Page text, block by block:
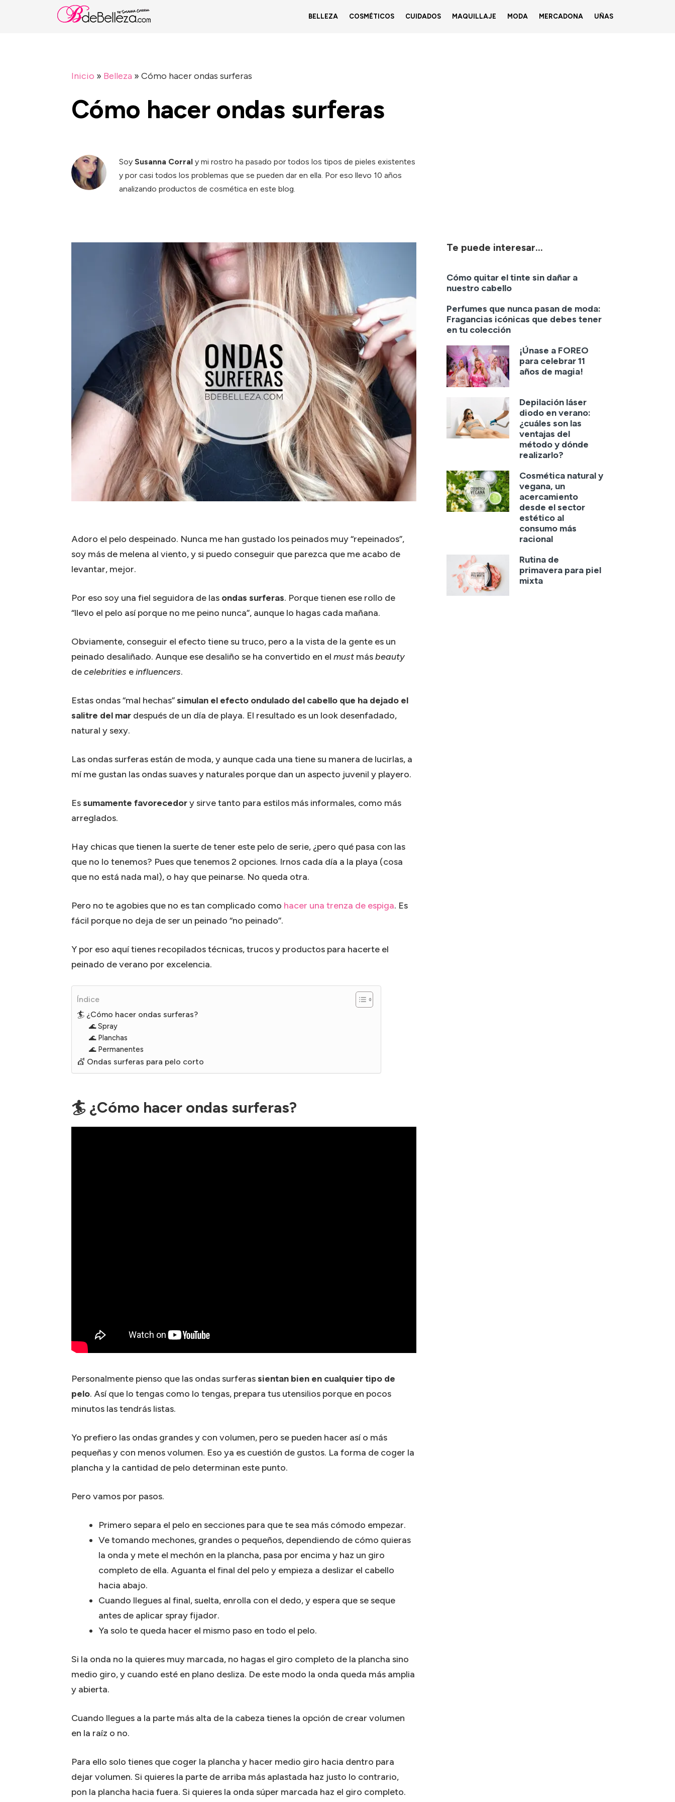
BELLEZA COSMÉTICOS CUIDADOS MAQUILLAJE MODA MERCADONA UÑAS
Inicio » Belleza » Cómo hacer ondas surferas
Cómo hacer ondas surferas
Soy Susanna Corral y mi rostro ha pasado por todos los tipos de pieles existentes
y por casi todos los problemas que se pueden dar en ella. Por eso llevo 10 años
analizando productos de cosmética en este blog.
Adoro el pelo despeinado. Nunca me han gustado los peinados muy “repeinados”,
soy más de melena al viento, y si puedo conseguir que parezca que me acabo de
levantar, mejor.
Por eso soy una fiel seguidora de las ondas surferas. Porque tienen ese rollo de
“llevo el pelo así porque no me peino nunca”, aunque lo hagas cada mañana.
Obviamente, conseguir el efecto tiene su truco, pero a la vista de la gente es un
peinado desaliñado. Aunque ese desaliño se ha convertido en el must másbeauty
decelebrities einfluencers.
Estas ondas “mal hechas”simulan el efecto ondulado del cabello que ha dejado el
salitre del mar después de un día de playa. El resultado es un look desenfadado,
natural y sexy.
Las ondas surferas están de moda, y aunque cada una tiene su manera de lucirlas, a
mí me gustan las ondas suaves y naturales porque dan un aspecto juvenil y playero.
Essumamente favorecedory sirve tanto para estilos más informales, como más
arreglados.
Hay chicas que tienen la suerte de tener este pelo de serie, ¿pero qué pasa con las
que no lo tenemos? Pues que tenemos 2 opciones. Irnos cada día a la playa (cosa
que no está nada mal), o hay que peinarse. No queda otra.
Pero no te agobies que no es tan complicado como hacer una trenza de espiga. Es
fácil porque no deja de ser un peinado “no peinado”.
Y por eso aquí tienes recopilados técnicas, trucos y productos para hacerte el
peinado de verano por excelencia.
Índice
🏄 ¿Cómo hacer ondas surferas?
🌊 Spray
🌊 Planchas
🌊 Permanentes
💇 Ondas surferas para pelo corto
🏄 ¿Cómo hacer ondas surferas?
Personalmente pienso que las ondas surferassientan bien en cualquier tipo de
pelo. Así que lo tengas como lo tengas, prepara tus utensilios porque en pocos
minutos las tendrás listas.
Yo prefiero las ondas grandes y con volumen, pero se pueden hacer así o más
pequeñas y con menos volumen. Eso ya es cuestión de gustos. La forma de coger la
plancha y la cantidad de pelo determinan este punto.
Pero vamos por pasos.
Primero separa el pelo en secciones para que te sea más cómodo empezar.
Ve tomando mechones, grandes o pequeños, dependiendo de cómo quieras
la onda y mete el mechón en la plancha, pasa por encima y haz un giro
completo de ella. Aguanta el final del pelo y empieza a deslizar el cabello
hacia abajo.
Cuando llegues al final, suelta, enrolla con el dedo, y espera que se seque
antes de aplicar spray fijador.
Ya solo te queda hacer el mismo paso en todo el pelo.
Si la onda no la quieres muy marcada, no hagas el giro completo de la plancha sino
medio giro, y cuando esté en plano desliza. De este modo la onda queda más amplia
y abierta.
Cuando llegues a la parte más alta de la cabeza tienes la opción de crear volumen
en la raíz o no.
Para ello solo tienes que coger la plancha y hacer medio giro hacia dentro para
dejar volumen. Si quieres la parte de arriba más aplastada haz justo lo contrario,
pon la plancha hacia fuera. Si quieres la onda súper marcada haz el giro completo.
Te puede interesar...
Cómo quitar el tinte sin dañar a
nuestro cabello
Perfumes que nunca pasan de moda:
Fragancias icónicas que debes tener
en tu colección
¡Únase a FOREO
para celebrar 11
años de magia!
Depilación láser
diodo en verano:
¿cuáles son las
ventajas del
método y dónde
realizarlo?
Cosmética natural y
vegana, un
acercamiento
desde el sector
estético al
consumo más
racional
Rutina de
primavera para piel
mixta